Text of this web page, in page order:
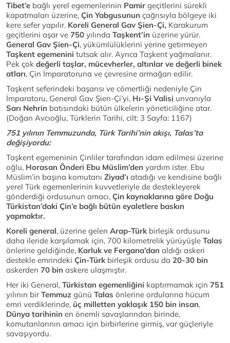
Tibet’e bağlı yerel egemenlerinin Pamir geçitlerini sürekli
kapatmaları üzerine, Çin Yabgusunun çağrısıyla bölgeye iki
kere sefer yapılır. Koreli General Gav Şien-Çi, Karakurum
geçitlerini aşar ve 750 yılında Taşkent’in üzerine yürür.
General Gav Şien-Çi, yükümlülüklerini yerine getirmeyen
Taşkent egemenini tutsak alır. Ayrıca Taşkent yağmalanır.
Pek çok değerli taşlar, mücevherler, altınlar ve değerli binek
atları, Çin İmparatoruna ve çevresine armağan edilir.
Taşkent seferindeki başarısı ve cömertliği nedeniyle Çin
İmparatoru, General Gav Şien-Çi’yi, Hı-Şi Valisi unvanıyla
Sarı Nehrin batısındaki bütün ülkelerin yöneticiliğine atar.
(Doğan Avcıoğlu, Türklerin Tarihi, cilt: 3 Sayfa: 1167)
751 yılının Temmuzunda, Türk Tarihi’nin akışı, Talas’ta
değişiyordu:
Taşkent egemeninin Çinliler tarafından idam edilmesi üzerine
oğlu, Horasan Önderi Ebu Müslim’den yardım ister. Ebu
Müslim’in başına komutanı Ziyad’ı atadığı ve kendisine bağlı
yerel Türk egemenlerinin kuvvetleriyle de destekleyerek
gönderdiği ordusunun amacı, Çin kaynaklarına göre Doğu
Türkistan’daki Çin’e bağlı bütün eyaletlere baskın
yapmaktır.
Koreli general, üzerine gelen Arap-Türkbirleşik ordusunu
daha ileride karşılamak için, 700 kilometrelik yürüyüşle Talas
önlerine geldiğinde, Karluk ve Fergana’dan aldığı askeri
destekle emrindeki Çin-Türkbirleşik ordusu da 20-30 bin
askerden 70 bin askere ulaşmıştır.
Her iki General, Türkistan egemenliğini kaptırmamak için 751
yılının birTemmuz günü Talas önlerine ordularına hücum
emri verdiklerinde, üç milletten yaklaşık 150 bin insan,
Dünya tarihinin en önemli savaşlarından birinde,
komutanlarının amacı için birbirlerine girmiş, var güçleriyle
savaşıyordu.